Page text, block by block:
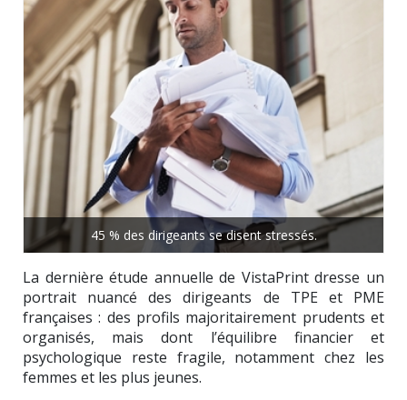
45 % des dirigeants se disent stressés.
La dernière étude annuelle de VistaPrint dresse un
portrait nuancé des dirigeants de TPE et PME
françaises : des profils majoritairement prudents et
organisés, mais dont l’équilibre financier et
psychologique reste fragile, notamment chez les
femmes et les plus jeunes.